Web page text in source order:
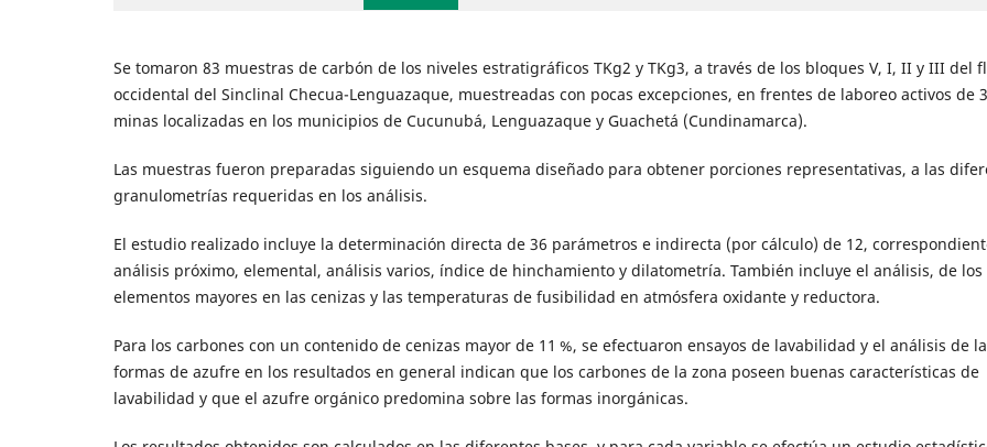
Se tomaron 83 muestras de carbón de los niveles estratigráficos TKg2 y TKg3, a través de los bloques V, I, II y III del
occidental del Sinclinal Checua-Lenguazaque, muestreadas con pocas excepciones, en frentes de laboreo activos de
minas localizadas en los municipios de Cucunubá, Lenguazaque y Guachetá (Cundinamarca).
Las muestras fueron preparadas siguiendo un esquema diseñado para obtener porciones representativas, a las
granulometrías requeridas en los análisis.
El estudio realizado incluye la determinación directa de 36 parámetros e indirecta (por cálculo) de 12,
análisis próximo, elemental, análisis varios, índice de hinchamiento y dilatometría. También incluye el análisis, de los
elementos mayores en las cenizas y las temperaturas de fusibilidad en atmósfera oxidante y reductora.
Para los carbones con un contenido de cenizas mayor de 11 %, se efectuaron ensayos de lavabilidad y el análisis de
formas de azufre en los resultados en general indican que los carbones de la zona poseen buenas características de
lavabilidad y que el azufre orgánico predomina sobre las formas inorgánicas.